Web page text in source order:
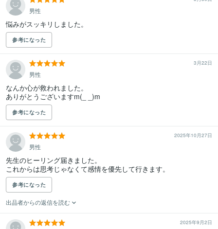
男性
悩みがスッキリしました。
参考になった
3月22日
男性
なんか心が救われました。
ありがとうございますm(_ _)m
参考になった
2025年10月27日
男性
先生のヒーリング届きました。
これからは思考じゃなくて感情を優先して行きます。
参考になった
出品者からの返信を読む
2025年9月2日